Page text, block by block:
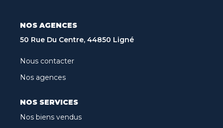
CONTACT
NOS AGENCES
50 Rue Du Centre, 44850 Ligné
Nous contacter
Nos agences
NOS SERVICES
Nos biens vendus